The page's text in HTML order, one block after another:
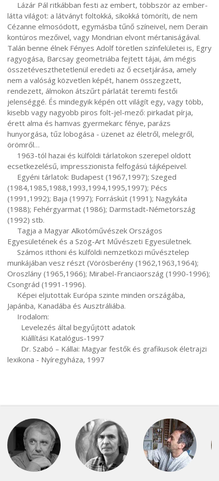
látta világot: a látványt foltokká, síkokká tömöríti, de nem
Cézanne elmosódott, egymásba tűnő színeivel, nem Derain
kontúros mezőivel, vagy Mondrian elvont mértaniságával.
Talán benne élnek Fényes Adolf töretlen színfelületei is, Egry
ragyogása, Barcsay geometriába fejtett tájai, ám mégis
összetéveszthetetlenül eredeti az ő ecsetjárása, amely
nem a valóság közvetlen képét, hanem összegzett,
rendezett, álmokon átszűrt párlatát teremti festői
jelenséggé. És mindegyik képén ott világít egy, vagy több,
kisebb vagy nagyobb piros folt-jel-mező: pirkadat pírja,
érett alma és hamvas gyermekarc fénye, parázs
hunyorgása, tűz lobogása - üzenet az életről, melegről,
örömről…
ecsetkezelésű, impresszionista felfogású tájképeivel.
(1984,1985,1988,1993,1994,1995,1997); Pécs
(1991,1992); Baja (1997); Forráskút (1991); Nagykáta
(1988); Fehérgyarmat (1986); Darmstadt-Németország
(1992) stb.
Egyesületének és a Szög-Art Művészeti Egyesületnek.
munkájában vesz részt (Vörösberény (1962,1963,1964);
Oroszlány (1965,1966); Mirabel-Franciaország (1990-1996);
Csongrád (1991-1996).
Japánba, Kanadába és Ausztráliába.
lexikona - Nyíregyháza, 1997